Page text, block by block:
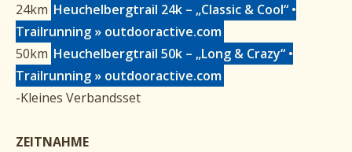
24km Heuchelbergtrail 24k – „Classic & Cool“ •
Trailrunning » outdooractive.com
50km Heuchelbergtrail 50k – „Long & Crazy“ •
Trailrunning » outdooractive.com
-Kleines Verbandsset
ZEITNAHME